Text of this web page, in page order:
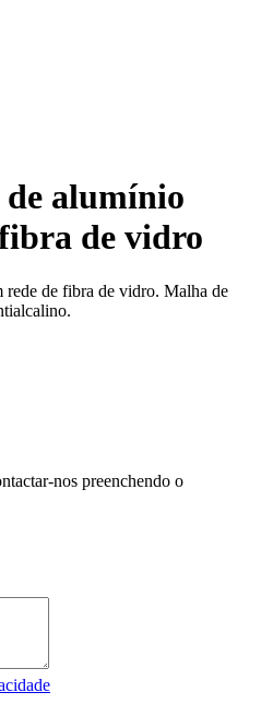
alumínio
de vidro
de fibra de vidro. Malha de
nos preenchendo o